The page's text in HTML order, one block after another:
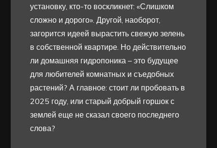
установку, кто-то воскликнет: «Слишком
сложно и дорого». Другой, наоборот,
загорится идеей вырастить свежую зелень
в собственной квартире. Но действительно
ли домашняя гидропоника – это будущее
для любителей комнатных и съедобных
растений? А главное: стоит ли пробовать в
2025 году, или старый добрый горшок с
землей еще не сказал своего последнего
слова?